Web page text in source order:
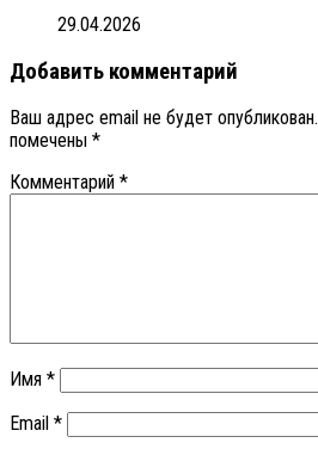
29.04.2026
Добавить комментарий
Ваш адрес email не будет опубликован.
помечены *
Комментарий *
Имя *
Email *